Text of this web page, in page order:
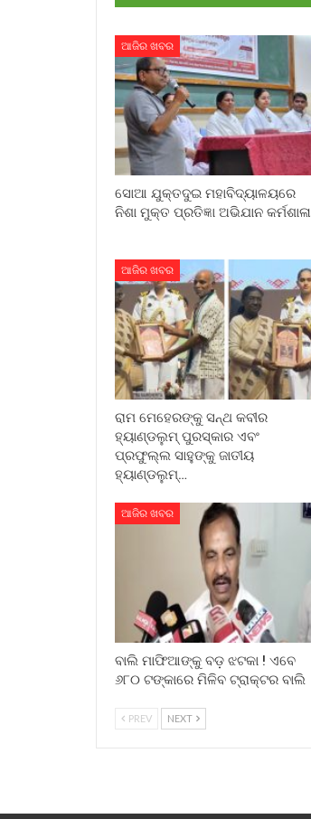
ଆଜିର ଖବର
ସୋଆ ଯୁକ୍ତଦୁଇ ମହାବିଦ୍ୟାଳୟରେ
ନିଶା ମୁକ୍ତ ପ୍ରତିଜ୍ଞା ଅଭିଯାନ କର୍ମଶାଳା
ଆଜିର ଖବର
ରାମ ମେହେରଙ୍କୁ ସନ୍ଥ କବୀର
ହ୍ୟାଣ୍ଡଲୁମ୍ ପୁରସ୍କାର ଏବଂ
ପ୍ରଫୁଲ୍ଲ ସାହୁଙ୍କୁ ଜାତୀୟ
ହ୍ୟାଣ୍ଡଲୁମ୍…
ଆଜିର ଖବର
ବାଲି ମାଫିଆଙ୍କୁ ବଡ଼ ଝଟକା ! ଏବେ
୬୮୦ ଟଙ୍କାରେ ମିଳିବ ଟ୍ରାକ୍ଟର ବାଲି
PREV NEXT